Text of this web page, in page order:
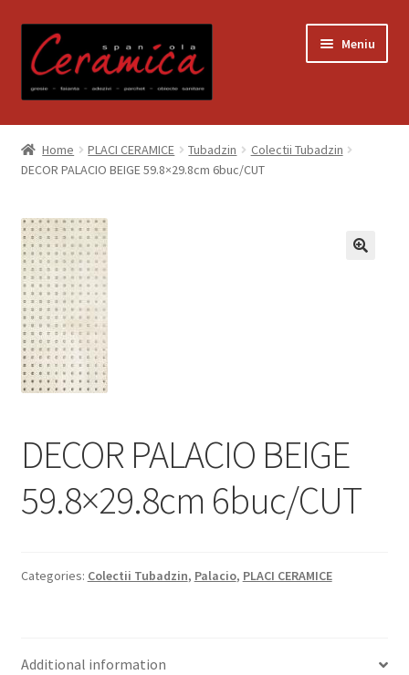
la
navigare
la
conținut
Meniu
Prima pagină
Blog
Contact
Contul meu
Coș
Despre noi
Plata si Livrare
Politică de confidențialitate
Magazin
Home PLACI CERAMICE Tubadzin
Colectii Tubadzin
DECOR PALACIO BEIGE 59.8×29.8cm 6buc/CUT
DECOR PALACIO BEIGE
59.8×29.8cm 6buc/CUT
Categories: Colectii Tubadzin, Palacio, PLACI CERAMICE
Additional information